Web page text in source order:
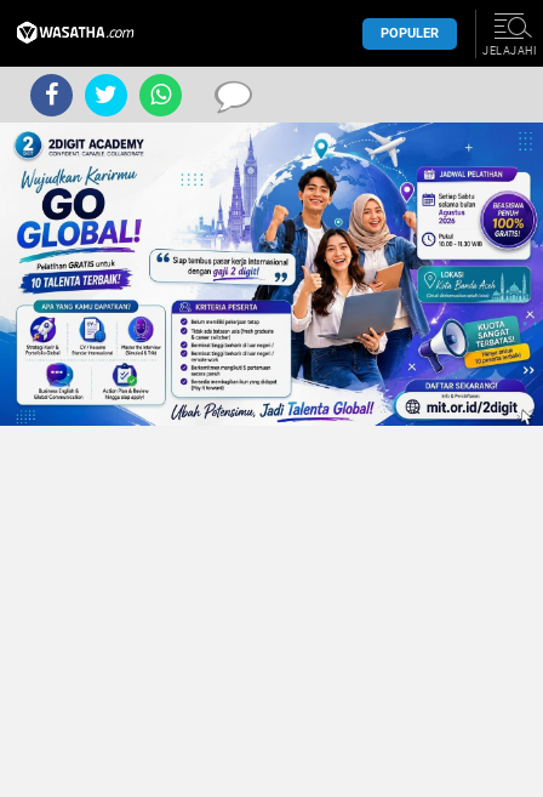
POPULER
JELAJAHI